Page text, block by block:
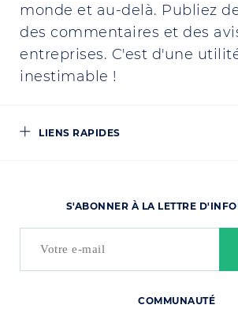
monde et au-delà. Publiez
des commentaires et des
entreprises. C'est d'une
inestimable !
LIENS RAPIDES
COMMUNAUTÉ
S'ABONNER À LA LETTRE